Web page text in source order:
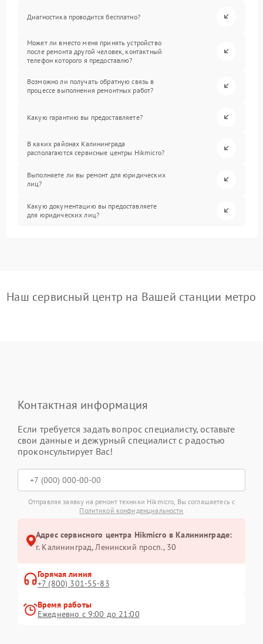
Диагностика проводится бесплатно?
Может ли вместо меня принять устройство
после ремонта другой человек, контактный
телефон которого я предоставлю?
Возможно ли получать обратную связь в
процессе выполнения ремонтных работ?
Какую гарантию вы предоставляете?
В каких районах Калининграда
располагаются сервисные центры Hikmicro?
Выполняете ли вы ремонт для юридических
лиц?
Какую документацию вы предоставляете
для юридических лиц?
Наш сервисный центр на Вашей станции метро
Контактная информация
Если требуется задать вопрос специалисту, оставьте
свои данные и дежурный специалист с радостью
проконсультирует Вас!
Отправляя заявку на ремонт техники Hikmicro, Вы соглашаетесь с
Политикой конфиденциальности
Адрес сервисного центра Hikmicro в Калининграде:
г. Калининград, Ленинский просп., 30
Горячая линия
+7 (800) 301-55-83
Время работы
Ежедневно с 9:00 до 21:00